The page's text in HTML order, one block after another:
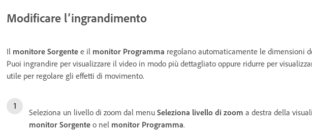
Modificare l’ingrandimento
Il monitore Sorgente e il monitor Programma regolano automaticamente le dimensioni
Puoi ingrandire per visualizzare il video in modo più dettagliato oppure ridurre per
utile per regolare gli effetti di movimento.
Seleziona un livello di zoom dal menu Seleziona livello di zoom a destra della
monitor Sorgente o nel monitor Programma.